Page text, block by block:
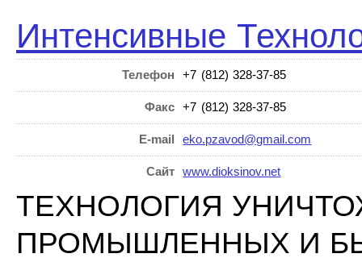
Интенсивные
Телефон +7 (812) 328-37-85
Факс +7 (812) 328-37-85
E-mail eko.pzavod@gmail.com
Сайт www.dioksinov.net
ТЕХНОЛОГИЯ
ПРОМЫШЛЕННЫХ И